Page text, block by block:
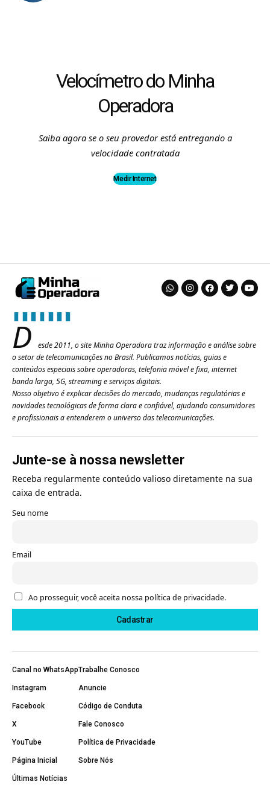
Velocímetro do Minha
Operadora
Saiba agora se o seu provedor está entregando a
velocidade contratada
Medir Internet
D
esde 2011, o site Minha Operadora traz informação e análise sobre
o setor de telecomunicações no Brasil. Publicamos notícias, guias e
conteúdos especiais sobre operadoras, telefonia móvel e fixa, internet
banda larga, 5G, streaming e serviços digitais.
Nosso objetivo é explicar decisões do mercado, mudanças regulatórias e
novidades tecnológicas de forma clara e confiável, ajudando consumidores
e profissionais a entenderem o universo das telecomunicações.
Junte-se à nossa newsletter
Receba regularmente conteúdo valioso diretamente na sua
caixa de entrada.
Seu nome
Email
Ao prosseguir, você aceita nossa política de privacidade.
Canal no WhatsApp
Instagram
Facebook
X
YouTube
Página Inicial
Últimas Notícias
Trabalhe Conosco
Anuncie
Código de Conduta
Fale Conosco
Política de Privacidade
Sobre Nós